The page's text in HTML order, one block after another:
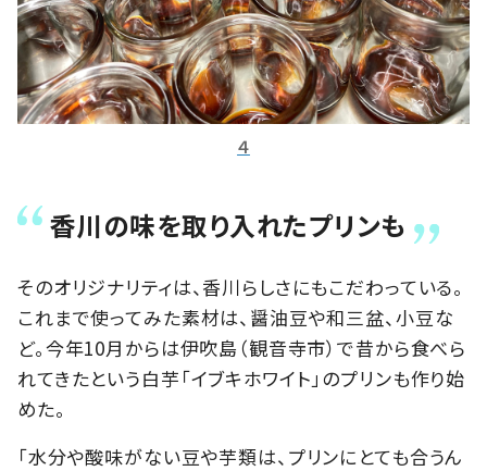
４
香川の味を取り入れたプリンも
そのオリジナリティは、香川らしさにもこだわっている。
これまで使ってみた素材は、醤油豆や和三盆、小豆な
ど。今年10月からは伊吹島（観音寺市）で昔から食べら
れてきたという白芋「イブキホワイト」のプリンも作り始
めた。
「水分や酸味がない豆や芋類は、プリンにとても合うん